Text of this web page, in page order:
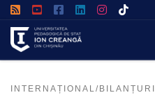
INTERNAȚIONAL/BILANȚURI